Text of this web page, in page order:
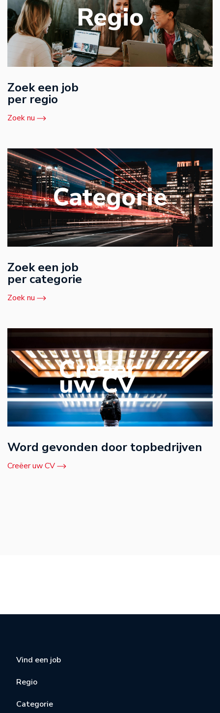
Regio
Zoek een job
per regio
Zoek nu
Categorie
Zoek een job
per categorie
Zoek nu
Creëer
uw CV
Word gevonden door topbedrijven
Creëer uw CV
Vind een job
Regio
Categorie